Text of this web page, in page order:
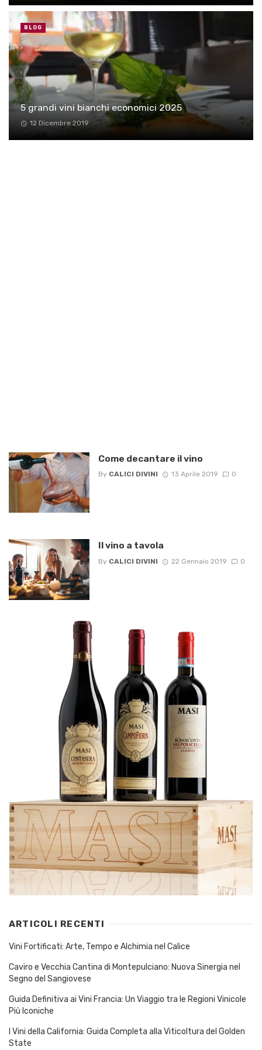
5 grandi vini bianchi economici 2025
12 Dicembre 2019
BLOG
Come decantare il vino
By CALICI DIVINI 13 Aprile 2019 0
Il vino a tavola
By CALICI DIVINI 22 Gennaio 2019 0
ARTICOLI RECENTI
Vini Fortificati: Arte, Tempo e Alchimia nel Calice
Caviro e Vecchia Cantina di Montepulciano: Nuova Sinergia nel
Segno del Sangiovese
Guida Definitiva ai Vini Francia: Un Viaggio tra le Regioni Vinicole
Più Iconiche
I Vini della California: Guida Completa alla Viticoltura del Golden
State